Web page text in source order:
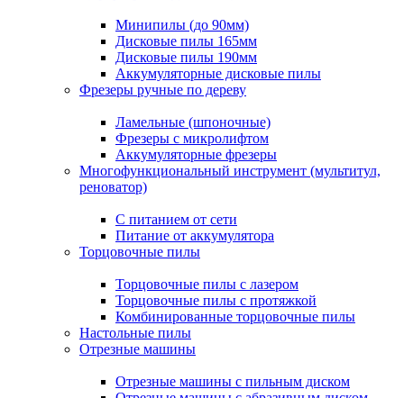
Минипилы (до 90мм)
Дисковые пилы 165мм
Дисковые пилы 190мм
Аккумуляторные дисковые пилы
Фрезеры ручные по дереву
Ламельные (шпоночные)
Фрезеры с микролифтом
Аккумуляторные фрезеры
Многофункциональный инструмент (мультитул,
реноватор)
С питанием от сети
Питание от аккумулятора
Торцовочные пилы
Торцовочные пилы с лазером
Торцовочные пилы с протяжкой
Комбинированные торцовочные пилы
Настольные пилы
Отрезные машины
Отрезные машины с пильным диском